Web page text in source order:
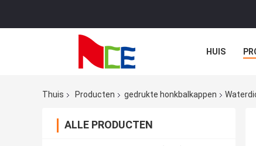
HUIS
Thuis Producten gedrukte honkbalkappen
ALLE PRODUCTEN